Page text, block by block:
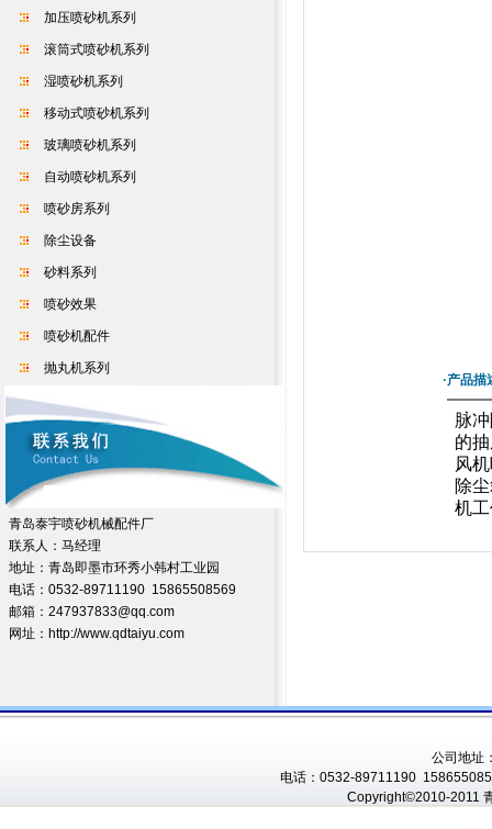
加压喷砂机系列
滚筒式喷砂机系列
湿喷砂机系列
移动式喷砂机系列
玻璃喷砂机系列
自动喷砂机系列
喷砂房系列
除尘设备
砂料系列
喷砂效果
喷砂机配件
抛丸机系列
青岛泰宇喷砂机械配件厂
联系人：马经理
地址：青岛即墨市环秀小韩村工业园
电话：0532-89711190 15865508569
邮箱：247937833@qq.com
网址：http://www.qdtaiyu.com
·产品描
脉
的
风
除
机
公司地址
电话：0532-89711190
Copyright©2010-2011